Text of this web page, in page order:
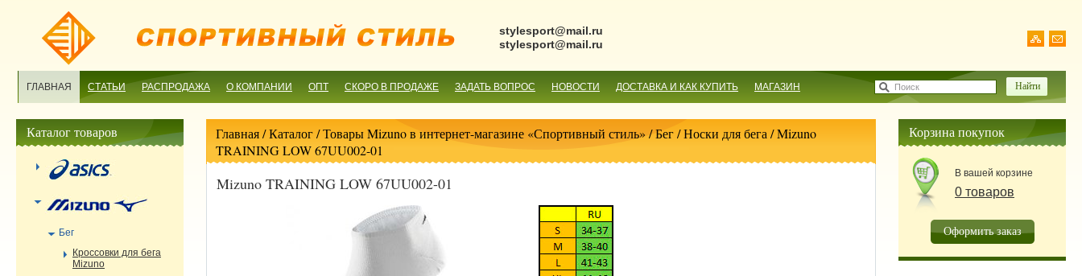
stylesport@mail.ru
stylesport@mail.ru
ГЛАВНАЯ СТАТЬИ РАСПРОДАЖА О КОМПАНИИ ОПТ СКОРО В ПРОДАЖЕ ЗАДАТЬ ВОПРОС НОВОСТИ ДОСТАВКА И КАК КУПИТЬ МАГАЗИН Поиск
Главная/ Каталог /Товары Mizuno в интернет-магазине «Спортивный стиль»/Бег/Носки для бега / Mizuno
TRAINING LOW 67UU002-01
Mizuno TRAINING LOW 67UU002-01
Каталог товаров
Бег
Кроссовки для бега
Mizuno
Корзина покупок
В вашей корзине
0 товаров
Оформить заказ